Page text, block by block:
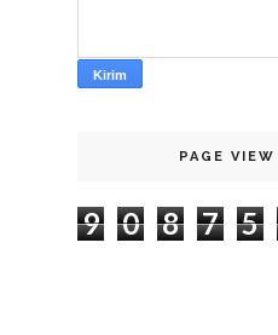
PAGE VIEW
9 0 8 7 5